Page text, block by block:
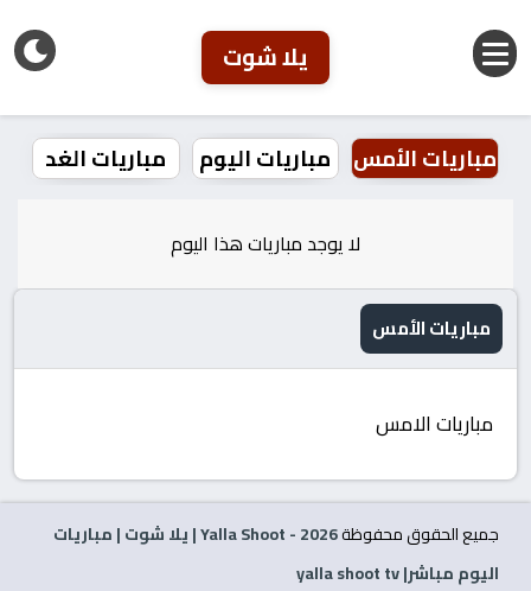
يلا شوت
مباريات الأمس مباريات اليوم مباريات الغد
لا يوجد مباريات هذا اليوم
مباريات الأمس
مباريات الامس
جميع الحقوق محفوظة2026
- Yalla Shoot | يلا شوت | مباريات
اليوم مباشر| yalla shoot tv